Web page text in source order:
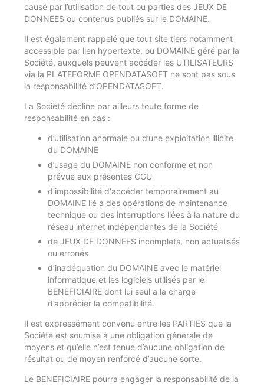
causé par l’utilisation de tout ou parties des JEUX DE
DONNEES ou contenus publiés sur le DOMAINE.
Il est également rappelé que tout site tiers notamment
accessible par lien hypertexte, ou DOMAINE géré par la
Société, auxquels peuvent accéder les UTILISATEURS
via la PLATEFORME OPENDATASOFT ne sont pas sous
la responsabilité d’OPENDATASOFT.
La Société décline par ailleurs toute forme de
responsabilité en cas :
d’utilisation anormale ou d’une exploitation illicite
du DOMAINE
d’usage du DOMAINE non conforme et non
prévue aux présentes CGU
d’impossibilité d'accéder temporairement au
DOMAINE lié à des opérations de maintenance
technique ou des interruptions liées à la nature du
réseau internet indépendantes de la Société
de JEUX DE DONNEES incomplets, non actualisés
ou erronés
d’inadéquation du DOMAINE avec le matériel
informatique et les logiciels utilisés par le
BENEFICIAIRE dont lui seul a la charge
d’apprécier la compatibilité.
Il est expressément convenu entre les PARTIES que la
Société est soumise à une obligation générale de
moyens et qu’elle n’est tenue d’aucune obligation de
résultat ou de moyen renforcé d’aucune sorte.
Le BENEFICIAIRE pourra engager la responsabilité de la